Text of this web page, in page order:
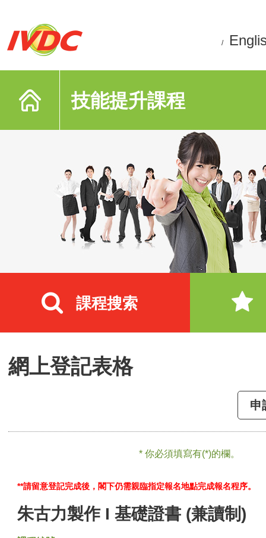
/
技能提升課程
課程搜索
網上登記表格
申
* 你必須填寫有(*)的欄。
**請留意登記完成後，閣下仍需親臨指定報名地點完成報名程序。
朱古力製作 I 基礎證書 (兼讀制)